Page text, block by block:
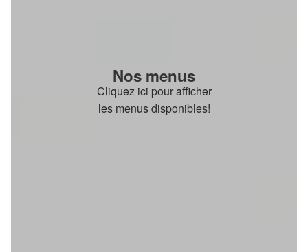
Nos menus
Cliquez ici pour afficher
les menus disponibles!